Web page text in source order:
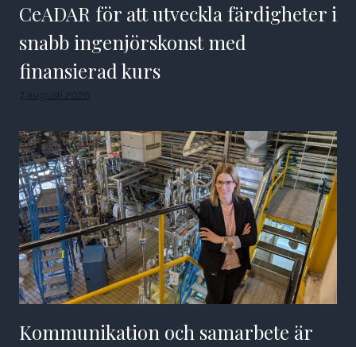
CeADAR för att utveckla färdigheter i
snabb ingenjörskonst med
finansierad kurs
7 augusti 2026
Kommunikation och samarbete är